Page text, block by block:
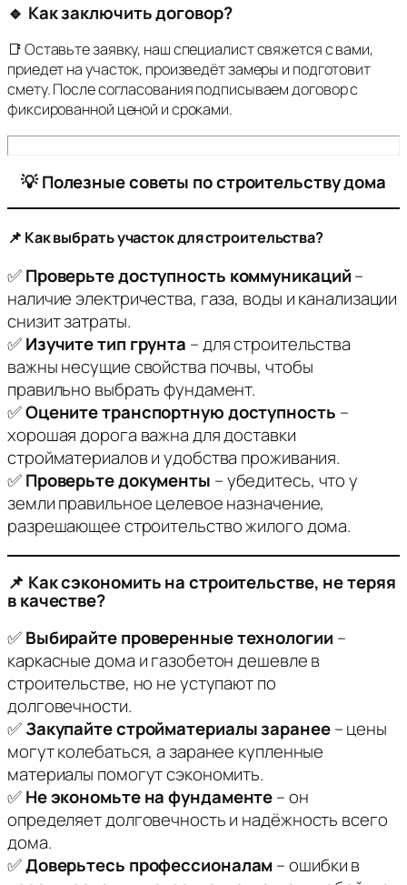
🔹 Как заключить договор?
📑 Оставьте заявку, наш специалист свяжется с вами,
приедет на участок, произведёт замеры и подготовит
смету. После согласования подписываем договор с
фиксированной ценой и сроками.
💡 Полезные советы по строительству дома
📌 Как выбрать участок для строительства?
✅Проверьте доступность коммуникаций–
наличие электричества, газа, воды и канализации
снизит затраты.
✅Изучите тип грунта – для строительства
важны несущие свойства почвы, чтобы
правильно выбрать фундамент.
✅Оцените транспортную доступность –
хорошая дорога важна для доставки
стройматериалов и удобства проживания.
✅Проверьте документы – убедитесь, что у
земли правильное целевое назначение,
разрешающее строительство жилого дома.
📌 Как сэкономить на строительстве, не теряя
в качестве?
✅Выбирайте проверенные технологии –
каркасные дома и газобетон дешевле в
строительстве, но не уступают по
долговечности.
✅Закупайте стройматериалы заранее– цены
могут колебаться, а заранее купленные
материалы помогут сэкономить.
✅Не экономьте на фундаменте– он
определяет долговечность и надёжность всего
дома.
✅Доверьтесь профессионалам– ошибки в